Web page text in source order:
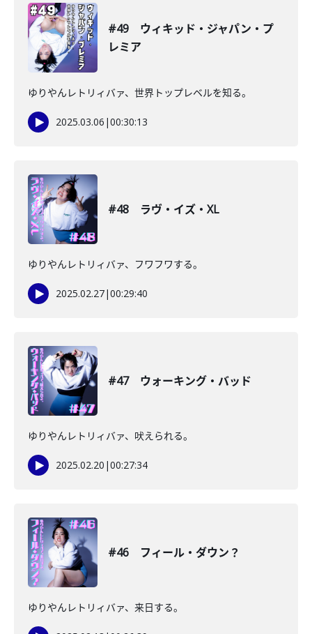
#49 ウィキッド・ジャパン・プ
レミア
ゆりやんレトリィバァ、世界トップレベルを知る。
2025.03.06 |00:30:13
#48 ラヴ・イズ・XL
ゆりやんレトリィバァ、フワフワする。
2025.02.27|00:29:40
#47 ウォーキング・バッド
ゆりやんレトリィバァ、吠えられる。
2025.02.20 |00:27:34
#46 フィール・ダウン？
ゆりやんレトリィバァ、来日する。